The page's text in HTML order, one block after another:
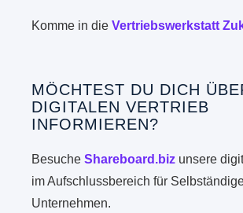
Komme in dieVertriebswerkstatt
MÖCHTEST DU DICH
DIGITALEN VERTRIEB
INFORMIEREN?
BesucheShareboard.biz unsere
im Aufschlussbereich für
Unternehmen.